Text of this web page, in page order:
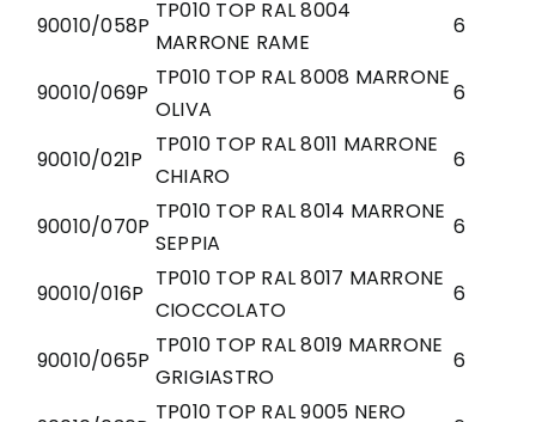
90010/058P
TP010 TOP RAL 8004
MARRONE RAME
6
90010/069P
TP010 TOP RAL 8008 MARRONE
OLIVA
6
90010/021P
TP010 TOP RAL 8011 MARRONE
CHIARO
6
90010/070P
TP010 TOP RAL 8014 MARRONE
SEPPIA
6
90010/016P
TP010 TOP RAL 8017 MARRONE
CIOCCOLATO
6
90010/065P
TP010 TOP RAL 8019 MARRONE
GRIGIASTRO
6
TP010 TOP RAL 9005 NERO